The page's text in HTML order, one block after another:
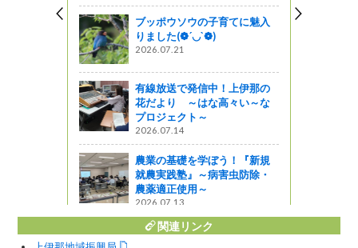
ブッポウソウの子育てに魅入
りました(❁´◡`❁)
2026.07.21
有線放送で発信中！上伊那の
花だより ～はな高々い～な
プロジェクト～
2026.07.14
農業の基礎を学ぼう！『新規
就農実践塾』～病害虫防除・
農薬適正使用～
2026.07.13
関連リンク